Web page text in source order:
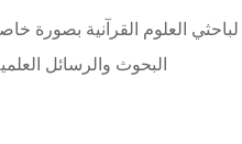
البحوث والرسائل